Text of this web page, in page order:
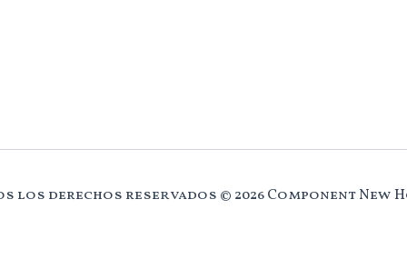
los derechos reservados © 2026 Component New